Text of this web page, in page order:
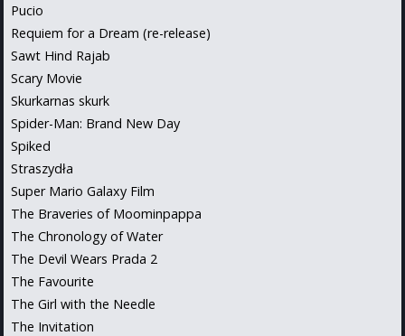
Pucio
Requiem for a Dream (re-release)
Sawt Hind Rajab
Scary Movie
Skurkarnas skurk
Spider-Man: Brand New Day
Spiked
Straszydła
Super Mario Galaxy Film
The Braveries of Moominpappa
The Chronology of Water
The Devil Wears Prada 2
The Favourite
The Girl with the Needle
The Invitation